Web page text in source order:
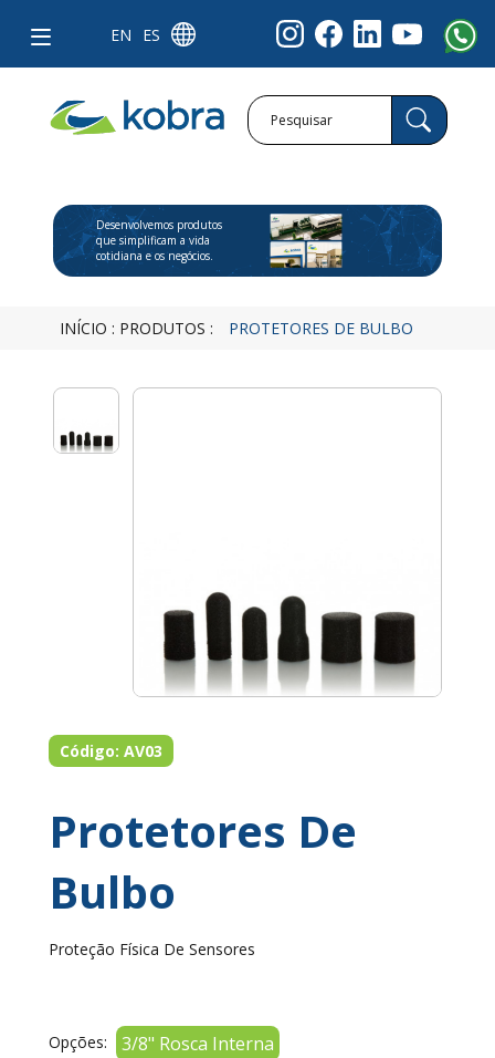
EN ES
Desenvolvemos produtos
que simplificam a vida
cotidiana e os negócios.
INÍCIO : PRODUTOS : PROTETORES DE BULBO
Código: AV03
Protetores De
Bulbo
Proteção Física De Sensores
Opções:
3/8" Rosca Interna